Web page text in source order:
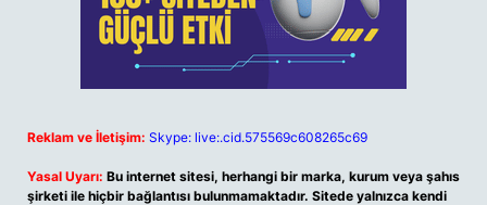
Reklam ve İletişim: Skype: live:.cid.575569c608265c69
Yasal Uyarı: Bu internet sitesi, herhangi bir marka, kurum veya şahıs
şirketi ile hiçbir bağlantısı bulunmamaktadır. Sitede yalnızca kendi